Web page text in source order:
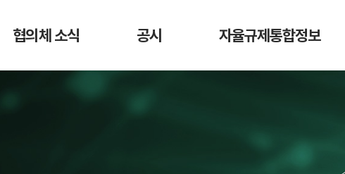
협의체 소식 공시
매도 공시
자율규제통합정보